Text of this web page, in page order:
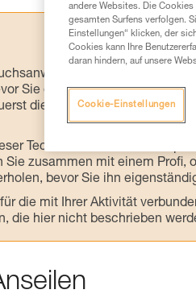
der Produkte,
Sie diesen zu Rate ziehen.
die in der
Techniken setzt eine
Sie zusammen mit einem Profi,
bevor Sie ihn
die mit Ihrer Aktivität
die hier nicht beschrieben
andere Websites. Die
gesamten Surfens verfolgen.
Einstellungen“ klicken, der
Cookies kann Ihre
daran hindern, auf unsere
Cookie-Einstellungen